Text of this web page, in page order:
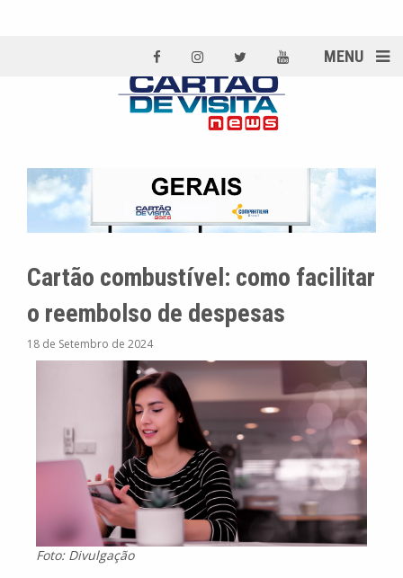
MENU
Cartão combustível: como facilitar
o reembolso de despesas
18 de Setembro de 2024
Foto: Divulgação